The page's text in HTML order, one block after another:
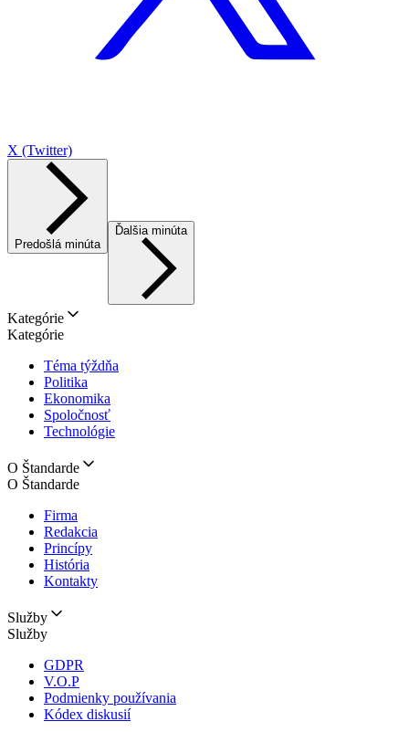
X (Twitter)
Predošlá minúta
Ďalšia minúta
Kategórie
Kategórie
Téma týždňa
Politika
Ekonomika
Spoločnosť
Technológie
O Štandarde
O Štandarde
Firma
Redakcia
Princípy
História
Kontakty
Služby
Služby
GDPR
V.O.P
Podmienky používania
Kódex diskusií